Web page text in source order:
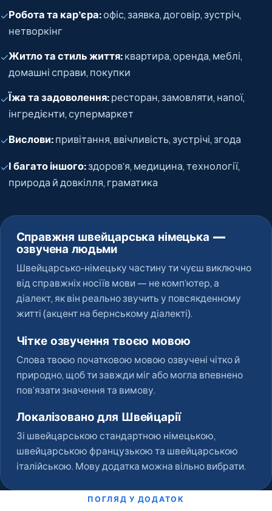
✓Робота та кар’єра:офіс, заявка, договір, зустріч,
нетворкінг
✓Житло та стиль життя: квартира, оренда, меблі,
домашні справи, покупки
✓Їжа та задоволення: ресторан, замовляти, напої,
інгредієнти, супермаркет
✓Вислови: привітання, ввічливість, зустрічі, згода
✓І багато іншого: здоров’я, медицина, технології,
природа й довкілля, граматика
Справжня швейцарська німецька —
озвучена людьми
Швейцарсько-німецьку частину ти чуєш виключно
від справжніх носіїв мови — не комп’ютер, а
діалект, як він реально звучить у повсякденному
житті (акцент на бернському діалекті).
Чітке озвучення твоєю мовою
Слова твоєю початковою мовою озвучені чітко й
природно, щоб ти завжди міг або могла впевнено
пов’язати значення та вимову.
Локалізовано для Швейцарії
Зі швейцарською стандартною німецькою,
швейцарською французькою та швейцарською
італійською. Мову додатка можна вільно вибрати.
ПОГЛЯД У ДОДАТОК